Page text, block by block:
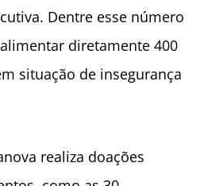
Dentre esse número
diretamente 400
situação de insegurança
realiza doações